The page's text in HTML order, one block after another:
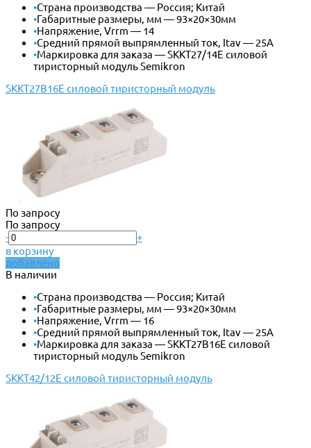
•Страна производства — Россия; Китай
•Габаритные размеры, мм — 93×20×30мм
•Напряжение, Vrrm — 14
•Средний прямой выпрямленный ток, Itav — 25А
•Маркировка для заказа — SKKT27/14E силовой
тиристорный модуль Semikron
SKKT27B16E силовой тиристорный модуль
По запросу
По запросу
-
+
в корзину
добавлено
В наличии
•Страна производства — Россия; Китай
•Габаритные размеры, мм — 93×20×30мм
•Напряжение, Vrrm — 16
•Средний прямой выпрямленный ток, Itav — 25А
•Маркировка для заказа — SKKT27B16E силовой
тиристорный модуль Semikron
SKKT42/12E силовой тиристорный модуль